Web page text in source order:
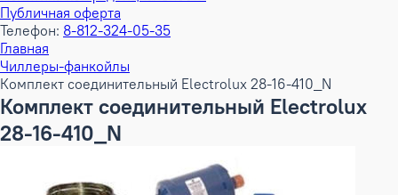
Публичная оферта
Телефон: 8-812-324-05-35
Главная
Чиллеры-фанкойлы
Комплект соединительный Electrolux 28-16-410_N
Комплект соединительный Electrolux
28-16-410_N